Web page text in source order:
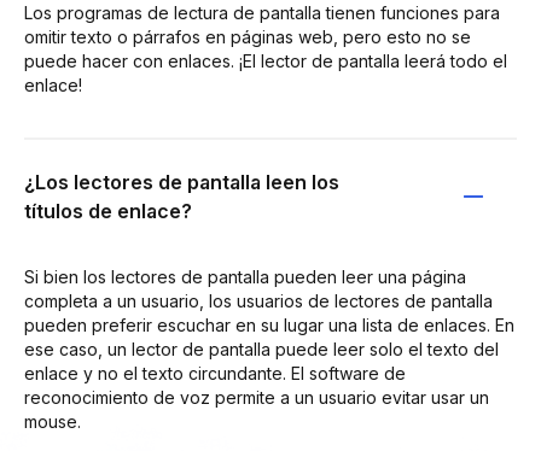
Los programas de lectura de pantalla tienen funciones para
omitir texto o párrafos en páginas web, pero esto no se
puede hacer con enlaces. ¡El lector de pantalla leerá todo el
enlace!
¿Los lectores de pantalla leen los
títulos de enlace?
Si bien los lectores de pantalla pueden leer una página
completa a un usuario, los usuarios de lectores de pantalla
pueden preferir escuchar en su lugar una lista de enlaces. En
ese caso, un lector de pantalla puede leer solo el texto del
enlace y no el texto circundante. El software de
reconocimiento de voz permite a un usuario evitar usar un
mouse.